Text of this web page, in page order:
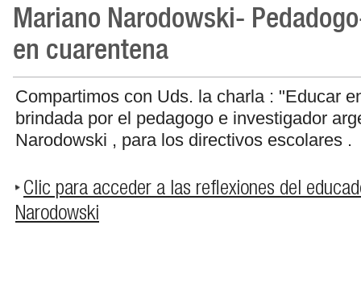
Mariano Narodowski-
en cuarentena
Compartimos con Uds. la charla : "Educar
brindada por el pedagogo e investigador
Narodowski , para los directivos escolares .
Clic para acceder a las reflexiones del
Narodowski